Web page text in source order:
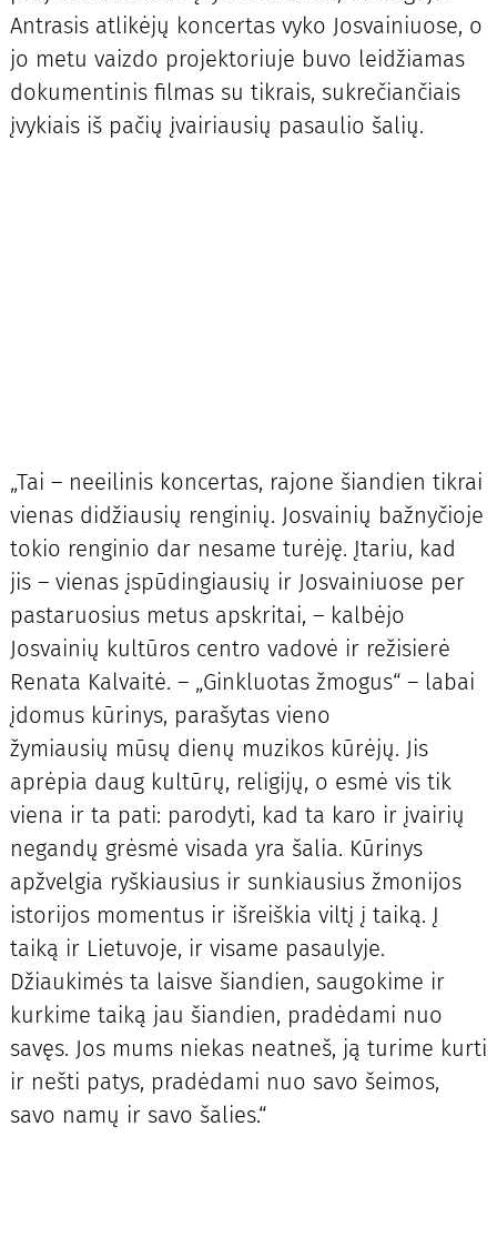
Antrasis atlikėjų koncertas vyko Josvainiuose, o
jo metu vaizdo projektoriuje buvo leidžiamas
dokumentinis filmas su tikrais, sukrečiančiais
įvykiais iš pačių įvairiausių pasaulio šalių.
„Tai – neeilinis koncertas, rajone šiandien tikrai
vienas didžiausių renginių. Josvainių bažnyčioje
tokio renginio dar nesame turėję. Įtariu, kad
jis – vienas įspūdingiausių ir Josvainiuose per
pastaruosius metus apskritai, – kalbėjo
Josvainių kultūros centro vadovė ir režisierė
Renata Kalvaitė. – „Ginkluotas žmogus“ – labai
įdomus kūrinys, parašytas vieno
žymiausių mūsų dienų muzikos kūrėjų. Jis
aprėpia daug kultūrų, religijų, o esmė vis tik
viena ir ta pati: parodyti, kad ta karo ir įvairių
negandų grėsmė visada yra šalia. Kūrinys
apžvelgia ryškiausius ir sunkiausius žmonijos
istorijos momentus ir išreiškia viltį į taiką. Į
taiką ir Lietuvoje, ir visame pasaulyje.
Džiaukimės ta laisve šiandien, saugokime ir
kurkime taiką jau šiandien, pradėdami nuo
savęs. Jos mums niekas neatneš, ją turime kurti
ir nešti patys, pradėdami nuo savo šeimos,
savo namų ir savo šalies.“